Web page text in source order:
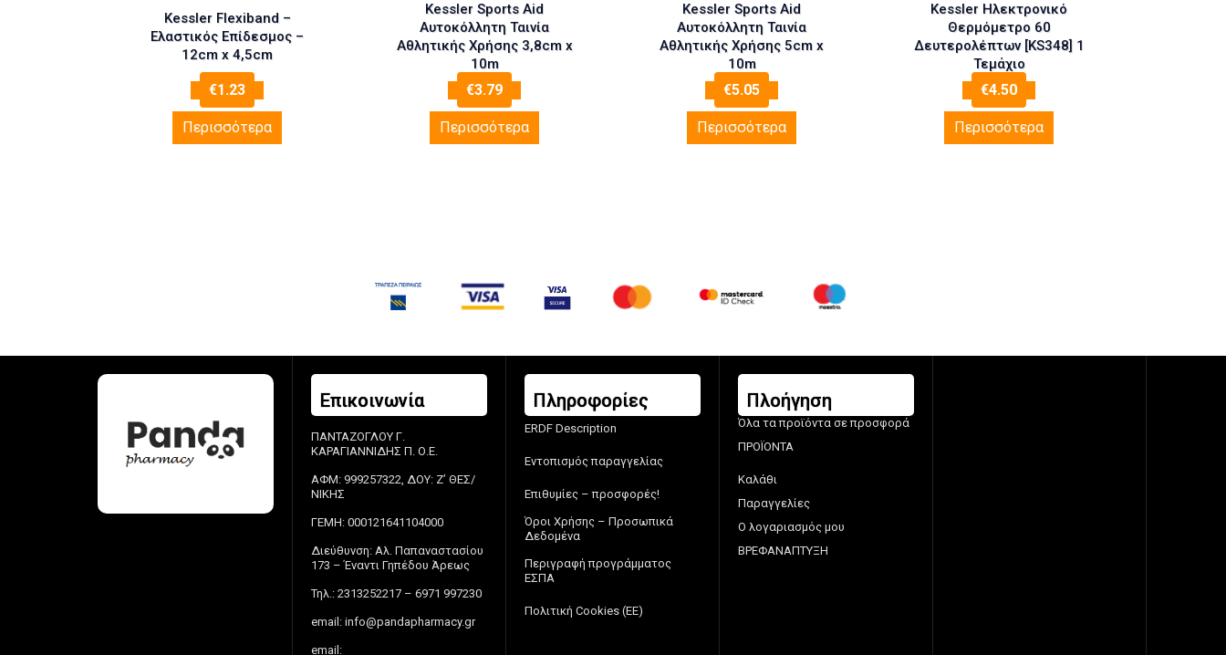
Kessler Flexiband –
Ελαστικός Επίδεσμος –
12cm x 4,5cm
€1.23
Περισσότερα
Kessler Sports Aid
Αυτοκόλλητη Ταινία
Αθλητικής Χρήσης 3,8cm x
10m
€3.79
Περισσότερα
Kessler Sports Aid
Αυτοκόλλητη Ταινία
Αθλητικής Χρήσης 5cm x
10m
€5.05
Περισσότερα
Kessler Ηλεκτρονικό
Θερμόμετρο 60
Δευτερολέπτων [KS348] 1
Τεμάχιο
€4.50
Περισσότερα
Επικοινωνία
ΠΑΝΤΑΖΟΓΛΟΥ Γ.
ΚΑΡΑΓΙΑΝΝΙΔΗΣ Π. Ο.Ε.
ΑΦΜ: 999257322, ΔΟΥ: Ζ’ ΘΕΣ/
ΝΙΚΗΣ
ΓΕΜΗ: 000121641104000
Διεύθυνση: Αλ. Παπαναστασίου
173 – Έναντι Γηπέδου Άρεως
Τηλ.: 2313252217 – 6971 997230
email: info@pandapharmacy.gr
email:
Πληροφορίες
ERDF Description
Εντοπισμός παραγγελίας
Επιθυμίες – προσφορές!
Όροι Χρήσης – Προσωπικά
Δεδομένα
Περιγραφή προγράμματος
ΕΣΠΑ
Πολιτική Cookies (ΕΕ)
Πλοήγηση
Όλα τα προϊόντα σε προσφορά
ΠΡΟΪΟΝΤΑ
Καλάθι
Παραγγελίες
Ο λογαριασμός μου
ΒΡΕΦΑΝΑΠΤΥΞΗ